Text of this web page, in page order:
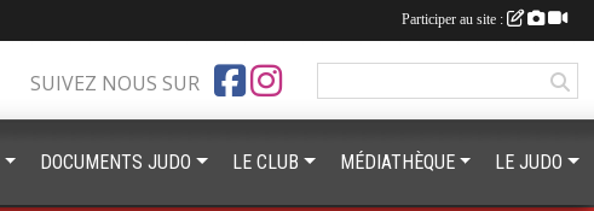
SUIVEZ NOUS SUR
DOCUMENTS JUDO LE CLUB MÉDIATHÈQUE LE JUDO
Participer au site :